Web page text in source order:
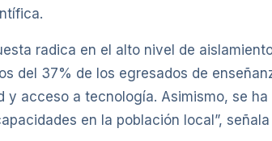
radica en el alto nivel de
del 37% de los egresados de
y acceso a tecnología. Asimismo, se
en la población local”,